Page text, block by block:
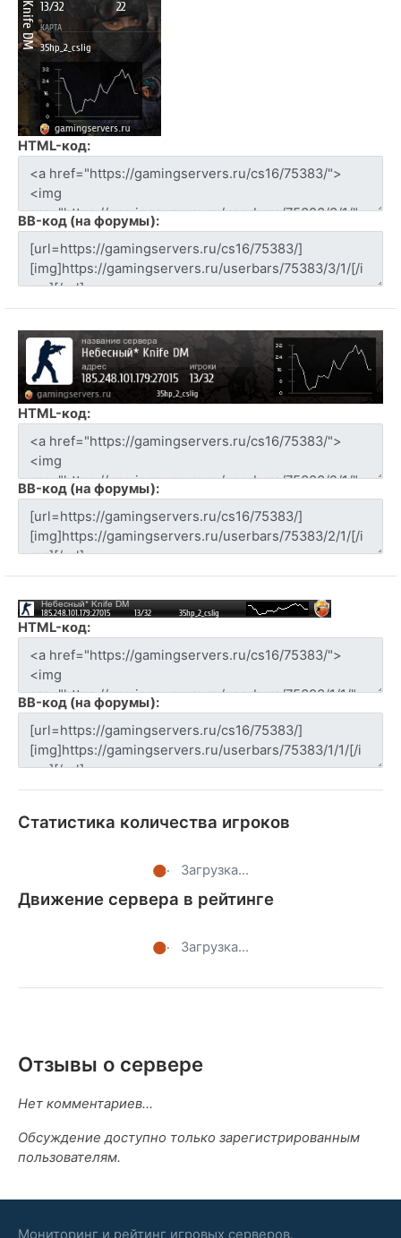
HTML-код:
BB-код (на форумы):
HTML-код:
BB-код (на форумы):
HTML-код:
BB-код (на форумы):
Статистика количества игроков
Загрузка...
Движение сервера в рейтинге
Загрузка...
Отзывы о сервере
Нет комментариев...
Обсуждение доступно только зарегистрированным
пользователям.
Мониторинг и рейтинг игровых серверов.